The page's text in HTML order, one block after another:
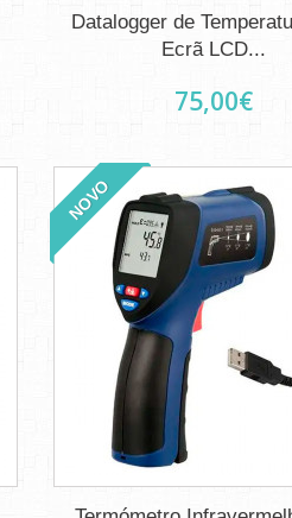
Datalogger de
Ecrã LCD...
75,00€
NOVO